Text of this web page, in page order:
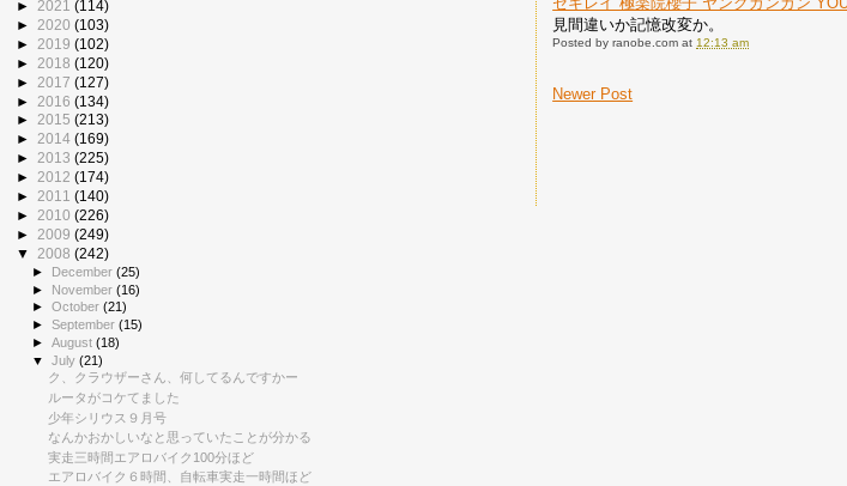
見間違いか記憶改変か。
Posted byranobe.com at 12:13 am
Newer Post
► 2021 (114)
► 2020 (103)
► 2019 (102)
► 2018 (120)
► 2017 (127)
► 2016 (134)
► 2015 (213)
► 2014 (169)
► 2013 (225)
► 2012 (174)
► 2011 (140)
► 2010 (226)
► 2009 (249)
▼ 2008 (242)
► December(25)
► November(16)
►October(21)
►September(15)
►August(18)
▼July(21)
ク、クラウザーさん、何してるんですかー
ルータがコケてました
少年シリウス９月号
なんかおかしいなと思っていたことが分かる
実走三時間エアロバイク100分ほど
エアロバイク６時間、自転車実走一時間ほど